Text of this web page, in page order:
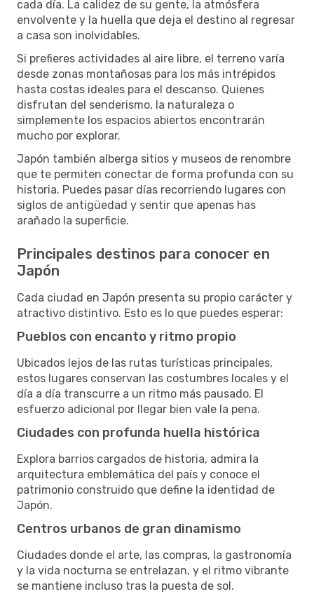
cada día. La calidez de su gente, la atmósfera
envolvente y la huella que deja el destino al regresar
a casa son inolvidables.
Si prefieres actividades al aire libre, el terreno varía
desde zonas montañosas para los más intrépidos
hasta costas ideales para el descanso. Quienes
disfrutan del senderismo, la naturaleza o
simplemente los espacios abiertos encontrarán
mucho por explorar.
Japón también alberga sitios y museos de renombre
que te permiten conectar de forma profunda con su
historia. Puedes pasar días recorriendo lugares con
siglos de antigüedad y sentir que apenas has
arañado la superficie.
Principales destinos para conocer en
Japón
Cada ciudad en Japón presenta su propio carácter y
atractivo distintivo. Esto es lo que puedes esperar:
Pueblos con encanto y ritmo propio
Ubicados lejos de las rutas turísticas principales,
estos lugares conservan las costumbres locales y el
día a día transcurre a un ritmo más pausado. El
esfuerzo adicional por llegar bien vale la pena.
Ciudades con profunda huella histórica
Explora barrios cargados de historia, admira la
arquitectura emblemática del país y conoce el
patrimonio construido que define la identidad de
Japón.
Centros urbanos de gran dinamismo
Ciudades donde el arte, las compras, la gastronomía
y la vida nocturna se entrelazan, y el ritmo vibrante
se mantiene incluso tras la puesta de sol.